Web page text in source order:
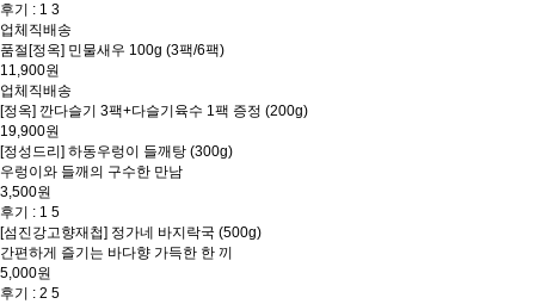
후기 : 1 3
업체직배송
품절 [정옥] 민물새우 100g (3팩/6팩)
11,900원
업체직배송
[정옥] 깐다슬기 3팩+다슬기육수 1팩 증정 (200g)
19,900원
[정성드리] 하동우렁이 들깨탕 (300g)
우렁이와 들깨의 구수한 만남
3,500원
후기 : 1 5
[섬진강고향재첩] 정가네 바지락국 (500g)
간편하게 즐기는 바다향 가득한 한 끼
5,000원
후기 : 2 5